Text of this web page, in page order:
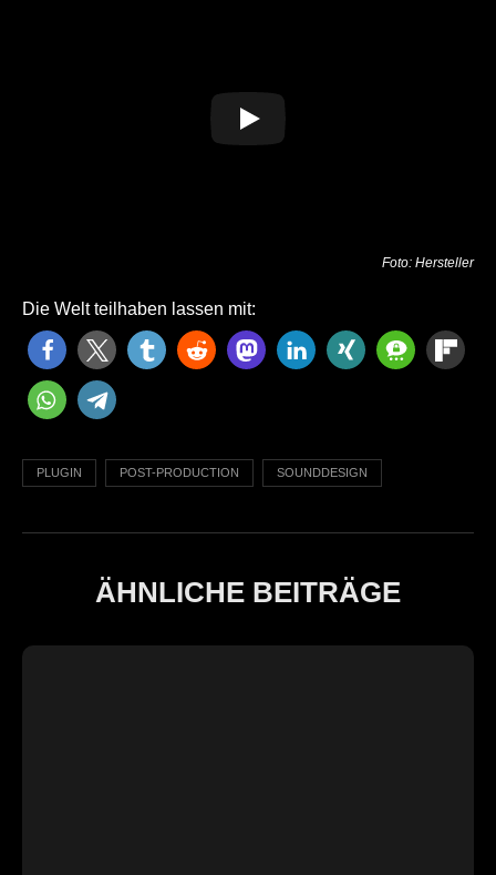
Foto: Hersteller
Die Welt teilhaben lassen mit:
PLUGIN POST-PRODUCTION SOUNDDESIGN
ÄHNLICHE BEITRÄGE